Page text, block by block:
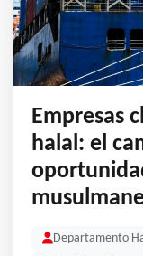
Empresas
halal: el
Departamento